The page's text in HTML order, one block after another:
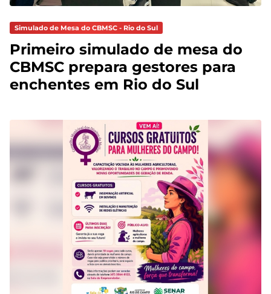
Simulado de Mesa do CBMSC - Rio do Sul
Primeiro simulado de mesa do
CBMSC prepara gestores para
enchentes em Rio do Sul